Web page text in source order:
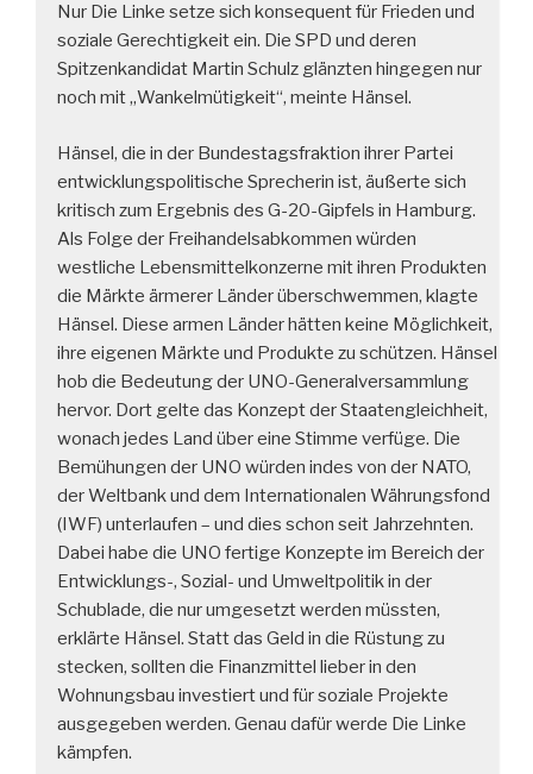
Nur Die Linke setze sich konsequent für Frieden und
soziale Gerechtigkeit ein. Die SPD und deren
Spitzenkandidat Martin Schulz glänzten hingegen nur
noch mit „Wankelmütigkeit“, meinte Hänsel.
Hänsel, die in der Bundestagsfraktion ihrer Partei
entwicklungspolitische Sprecherin ist, äußerte sich
kritisch zum Ergebnis des G-20-Gipfels in Hamburg.
Als Folge der Freihandelsabkommen würden
westliche Lebensmittelkonzerne mit ihren Produkten
die Märkte ärmerer Länder überschwemmen, klagte
Hänsel. Diese armen Länder hätten keine Möglichkeit,
ihre eigenen Märkte und Produkte zu schützen. Hänsel
hob die Bedeutung der UNO-Generalversammlung
hervor. Dort gelte das Konzept der Staatengleichheit,
wonach jedes Land über eine Stimme verfüge. Die
Bemühungen der UNO würden indes von der NATO,
der Weltbank und dem Internationalen Währungsfond
(IWF) unterlaufen – und dies schon seit Jahrzehnten.
Dabei habe die UNO fertige Konzepte im Bereich der
Entwicklungs-, Sozial- und Umweltpolitik in der
Schublade, die nur umgesetzt werden müssten,
erklärte Hänsel. Statt das Geld in die Rüstung zu
stecken, sollten die Finanzmittel lieber in den
Wohnungsbau investiert und für soziale Projekte
ausgegeben werden. Genau dafür werde Die Linke
kämpfen.